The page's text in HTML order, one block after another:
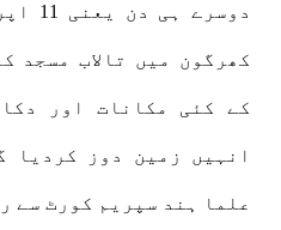
کھرگون میں تالاب مسجد
کے کئی مکانات اور
انہیں زمین دوز کردیا
علما ہند سپریم کورٹ سے